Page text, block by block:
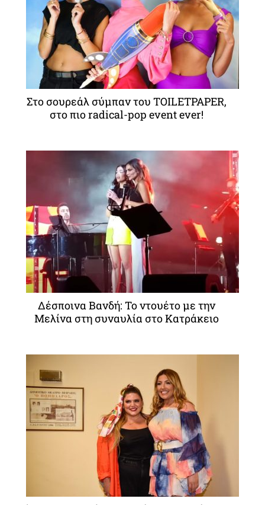
Στο σουρεάλ σύμπαν του TOILETPAPER,
στο πιο radical-pop event ever!
Δέσποινα Βανδή: Το ντουέτο με την
Μελίνα στη συναυλία στο Κατράκειο